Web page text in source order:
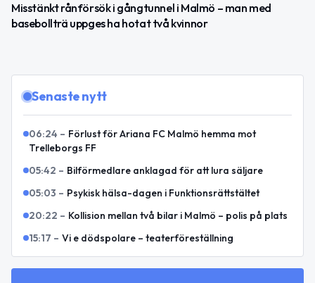
Misstänkt rånförsök i gångtunnel i Malmö – man med
basebollträ uppges ha hotat två kvinnor
Senaste nytt
06:24 – Förlust för Ariana FC Malmö hemma mot
Trelleborgs FF
05:42 – Bilförmedlare anklagad för att lura säljare
05:03 – Psykisk hälsa-dagen i Funktionsrättstältet
20:22 – Kollision mellan två bilar i Malmö – polis på plats
15:17 – Vi e dödspolare – teaterföreställning